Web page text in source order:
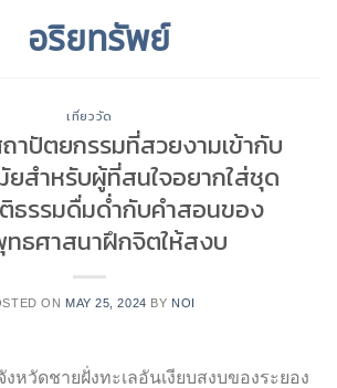
เที่ยววัด
าปัตยกรรมที่สวยงามเข้ากับ
สำหรับผู้ที่สนใจอยากใส่ชุด
ธรรมดื่มด่ำกับคำสอนของ
ธศาสนาฝึกจิตให้สงบ
ON MAY 25, 2024 BY NOI
หวัดชายฝั่งทะเลอันเงียบสงบของระยอง